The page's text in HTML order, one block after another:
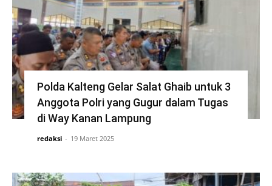
Polda Kalteng Gelar Salat Ghaib untuk 3
Anggota Polri yang Gugur dalam Tugas
di Way Kanan Lampung
redaksi - 19 Maret 2025